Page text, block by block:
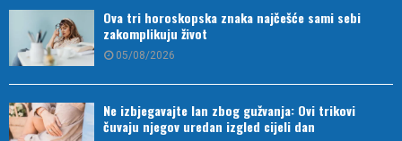
Ova tri horoskopska znaka najčešće sami sebi
zakomplikuju život
05/08/2026
Ne izbjegavajte lan zbog gužvanja: Ovi trikovi
čuvaju njegov uredan izgled cijeli dan